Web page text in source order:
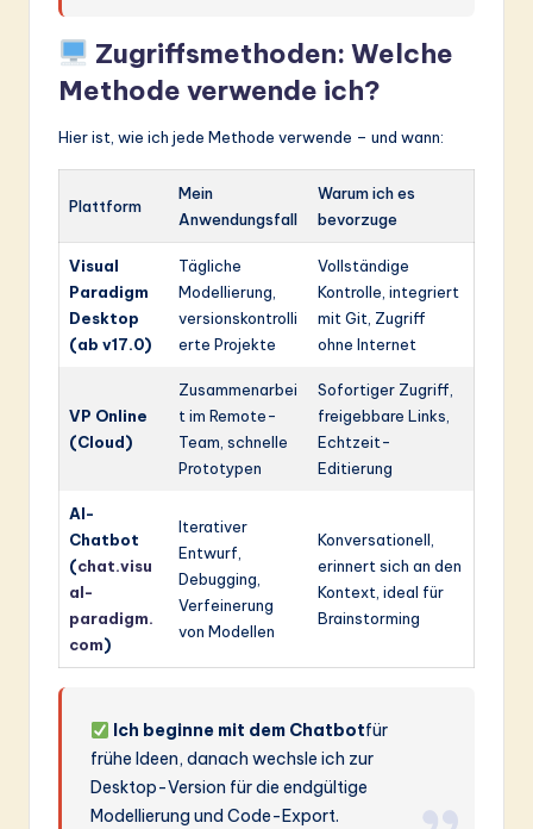
Zugriffsmethoden: Welche
Methode verwende ich?
Hier ist, wie ich jede Methode verwende – und wann:
Plattform
Mein
Anwendungsfall
Warum ich es
bevorzuge
Visual
Paradigm
Desktop
(ab v17.0)
Tägliche
Modellierung,
versionskontrolli
erte Projekte
Vollständige
Kontrolle, integriert
mit Git, Zugriff
ohne Internet
VP Online
(Cloud)
Zusammenarbei
t im Remote-
Team, schnelle
Prototypen
Sofortiger Zugriff,
freigebbare Links,
Echtzeit-
Editierung
AI-
Chatbot
(chat.visu
al-
paradigm.
com)
Iterativer
Entwurf,
Debugging,
Verfeinerung
von Modellen
Konversationell,
erinnert sich an den
Kontext, ideal für
Brainstorming
Ich beginne mit dem Chatbotfür
frühe Ideen, danach wechsle ich zur
Desktop-Version für die endgültige
Modellierung und Code-Export.